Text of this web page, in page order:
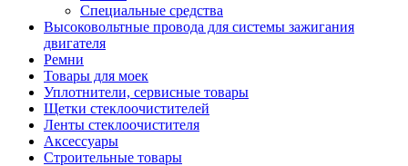
Специальные средства
Высоковольтные провода для системы зажигания
двигателя
Ремни
Товары для моек
Уплотнители, сервисные товары
Щетки стеклоочистителей
Ленты стеклоочистителя
Аксессуары
Строительные товары